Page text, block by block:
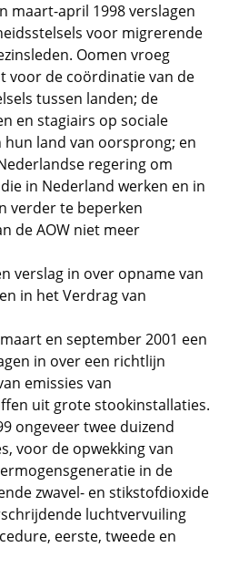
maart-april 1998 verslagen
voor migrerende
Oomen vroeg
voor de coördinatie van de
tussen landen; de
en stagiairs op sociale
land van oorsprong; en
regering om
in Nederland werken en in
verder te beperken
de AOW niet meer
verslag in over opname van
in het Verdrag van
en september 2001 een
in over een richtlijn
emissies van
uit grote stookinstallaties.
ongeveer twee duizend
voor de opwekking van
in de
zwavel- en stikstofdioxide
luchtvervuiling
eerste, tweede en